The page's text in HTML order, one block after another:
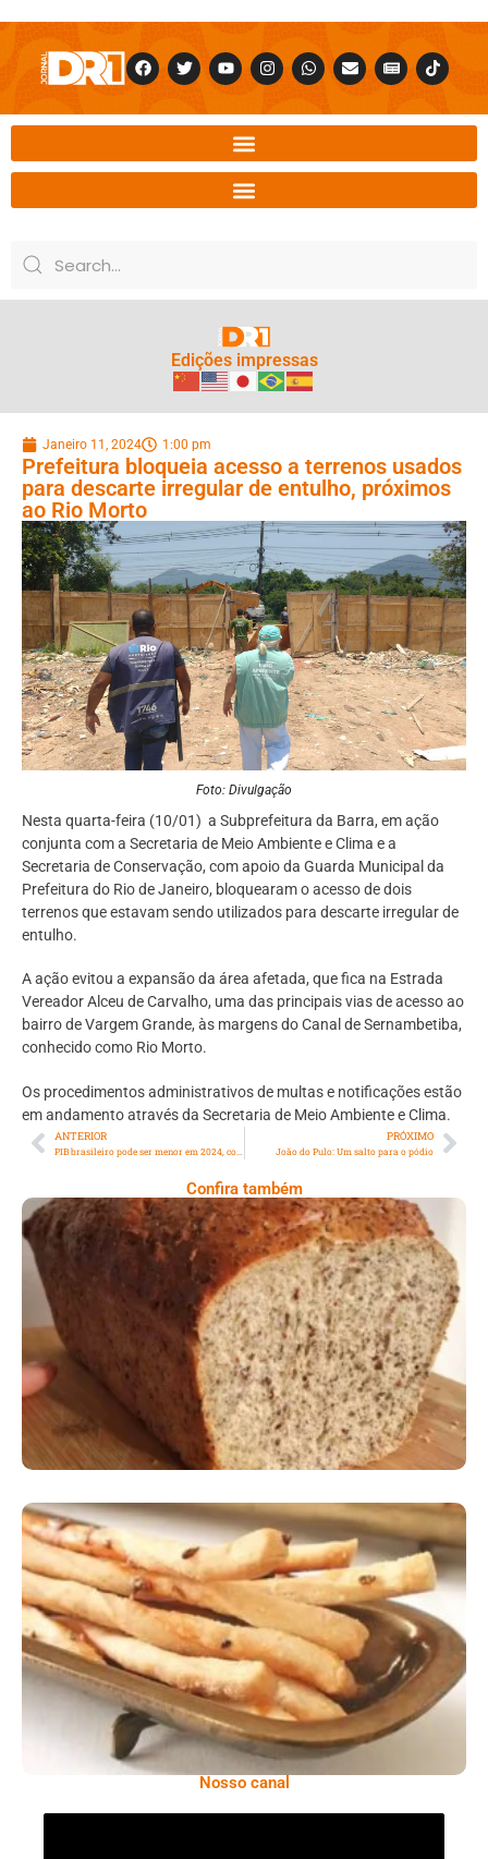
Edições impressas
Janeiro 11, 2024 1:00 pm
Prefeitura bloqueia acesso a terrenos usados
para descarte irregular de entulho, próximos
ao Rio Morto
Foto: Divulgação
Nesta quarta-feira (10/01) a Subprefeitura da Barra, em ação
conjunta com a Secretaria de Meio Ambiente e Clima e a
Secretaria de Conservação, com apoio da Guarda Municipal da
Prefeitura do Rio de Janeiro, bloquearam o acesso de dois
terrenos que estavam sendo utilizados para descarte irregular de
entulho.
A ação evitou a expansão da área afetada, que fica na Estrada
Vereador Alceu de Carvalho, uma das principais vias de acesso ao
bairro de Vargem Grande, às margens do Canal de Sernambetiba,
conhecido como Rio Morto.
Os procedimentos administrativos de multas e notificações estão
em andamento através da Secretaria de Meio Ambiente e Clima.
ANTERIOR PRÓXIMO
João do Pulo: Um salto para o pódio
Confira também
Comer Bem: Pão Low Carb
Comer Bem: Palitinhos De Cebola E Salsa
Nosso canal